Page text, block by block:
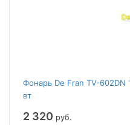
Фонарь De Fran TV-
вт
2 320 руб.